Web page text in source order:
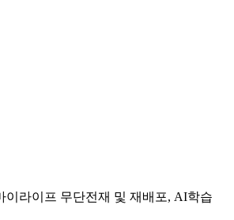
라이프 무단전재 및 재배포, AI학습